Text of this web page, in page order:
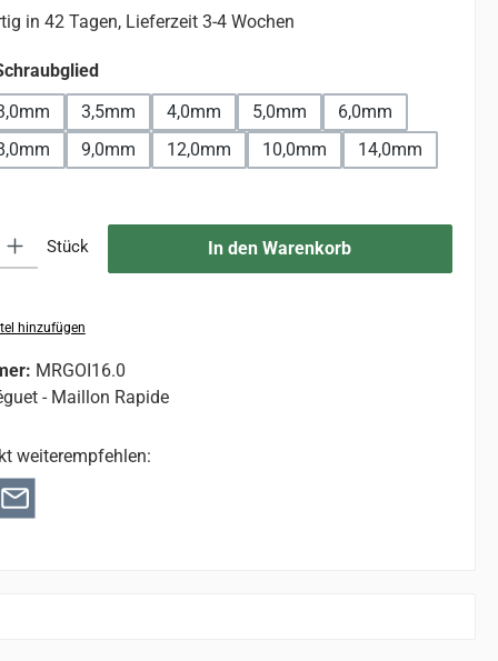
in 42 Tagen, Lieferzeit 3-4 Wochen
auswählen
3,5mm 4,0mm 5,0mm
6,0mm
9,0mm 12,0mm 10,0mm
14,0mm
Gib den gewünschten Wert ein oder benutze die Schaltflächen um die
Stück In den Warenkorb
hinzufügen
MRGOI16.0
- Maillon Rapide
weiterempfehlen: